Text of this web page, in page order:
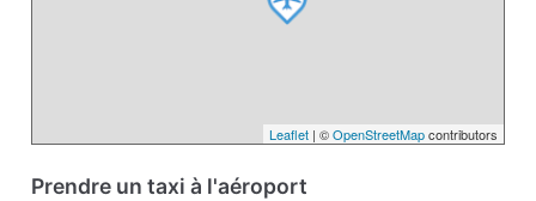
Leaflet| ©OpenStreetMapcontributors
Prendre un taxi à l'aéroport